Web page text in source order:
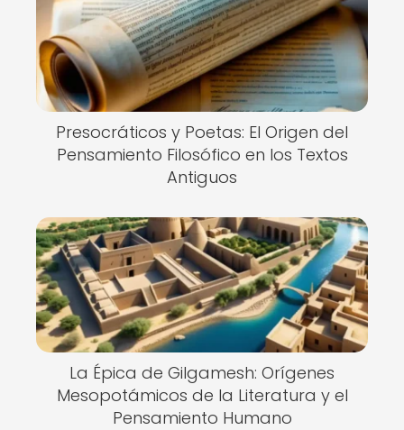
Presocráticos y Poetas: El Origen del
Pensamiento Filosófico en los Textos
Antiguos
La Épica de Gilgamesh: Orígenes
Mesopotámicos de la Literatura y el
Pensamiento Humano